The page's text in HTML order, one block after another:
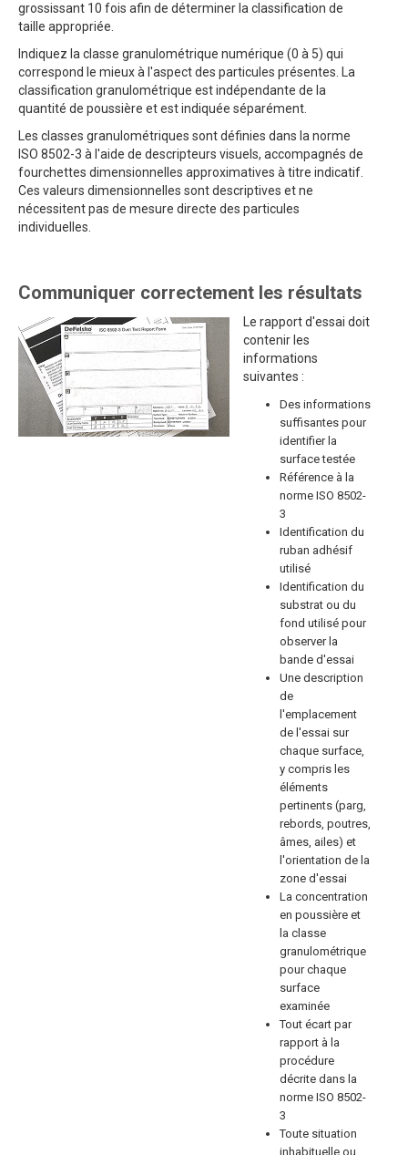
grossissant 10 fois afin de déterminer la classification de
taille appropriée.
Indiquez la classe granulométrique numérique (0 à 5) qui
correspond le mieux à l'aspect des particules présentes. La
classification granulométrique est indépendante de la
quantité de poussière et est indiquée séparément.
Les classes granulométriques sont définies dans la norme
ISO 8502-3 à l'aide de descripteurs visuels, accompagnés de
fourchettes dimensionnelles approximatives à titre indicatif.
Ces valeurs dimensionnelles sont descriptives et ne
nécessitent pas de mesure directe des particules
individuelles.
Communiquer correctement les résultats
Le rapport d'essai doit
contenir les
informations
suivantes :
Des informations
suffisantes pour
identifier la
surface testée
Référence à la
norme ISO 8502-
3
Identification du
ruban adhésif
utilisé
Identification du
substrat ou du
fond utilisé pour
observer la
bande d'essai
Une description
de
l'emplacement
de l'essai sur
chaque surface,
y compris les
éléments
pertinents (parg,
rebords, poutres,
âmes, ailes) et
l'orientation de la
zone d'essai
La concentration
en poussière et
la classe
granulométrique
pour chaque
surface
examinée
Tout écart par
rapport à la
procédure
décrite dans la
norme ISO 8502-
3
Toute situation
inhabituelle ou